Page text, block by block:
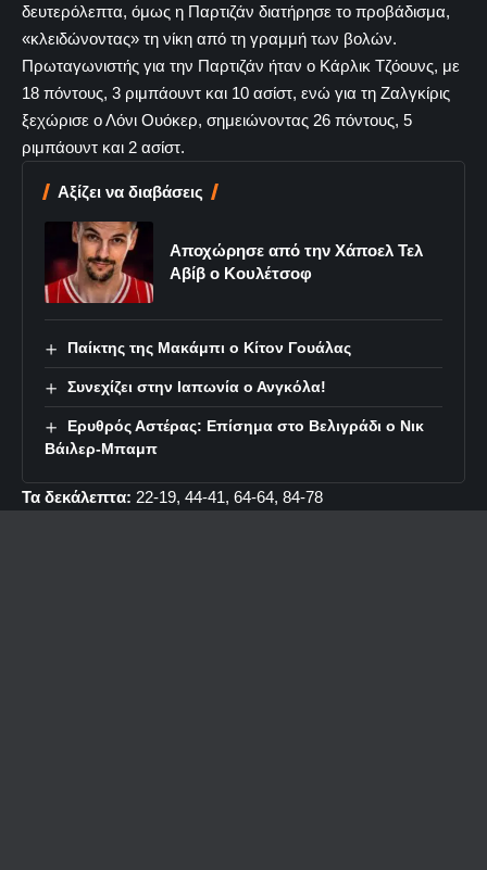
δευτερόλεπτα, όμως η Παρτιζάν διατήρησε το προβάδισμα,
«κλειδώνοντας» τη νίκη από τη γραμμή των βολών.
Πρωταγωνιστής για την Παρτιζάν ήταν ο Κάρλικ Τζόουνς, με
18 πόντους, 3 ριμπάουντ και 10 ασίστ, ενώ για τη Ζαλγκίρις
ξεχώρισε ο Λόνι Ουόκερ, σημειώνοντας 26 πόντους, 5
ριμπάουντ και 2 ασίστ.
Αξίζει να διαβάσεις
Αποχώρησε από την Χάποελ Τελ
Αβίβ ο Κουλέτσοφ
Παίκτης της Μακάμπι ο Κίτον Γουάλας
Συνεχίζει στην Ιαπωνία ο Ανγκόλα!
Ερυθρός Αστέρας: Επίσημα στο Βελιγράδι ο Νικ
Βάιλερ-Μπαμπ
Τα δεκάλεπτα: 22-19, 44-41, 64-64, 84-78